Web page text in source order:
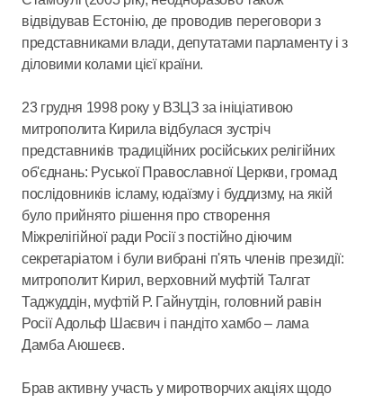
відвідував Естонію, де проводив переговори з
представниками влади, депутатами парламенту і з
діловими колами цієї країни.
23 грудня 1998 року у ВЗЦЗ за ініціативою
митрополита Кирила відбулася зустріч
представників традиційних російських релігійних
об'єднань: Руської Православної Церкви, громад
послідовників ісламу, юдаїзму і буддизму, на якій
було прийнято рішення про створення
Міжрелігійної ради Росії з постійно діючим
секретаріатом і були вибрані п'ять членів президії:
митрополит Кирил, верховний муфтій Талгат
Таджуддін, муфтій Р. Гайнутдін, головний равін
Росії Адольф Шаєвич і пандіто хамбо – лама
Дамба Аюшеєв.
Брав активну участь у миротворчих акціях щодо